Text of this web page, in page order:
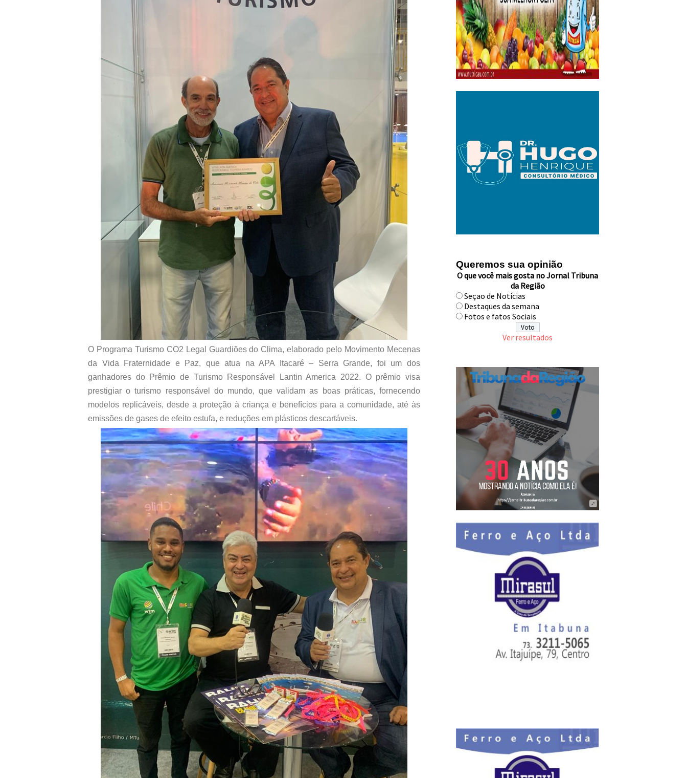
O Programa Turismo CO2 Legal Guardiões do Clima, elaborado pelo Movimento Mecenas
da Vida Fraternidade e Paz, que atua na APA Itacaré – Serra Grande, foi um dos
ganhadores do Prêmio de Turismo Responsável Lantin America 2022. O prêmio visa
prestigiar o turismo responsável do mundo, que validam as boas práticas, fornecendo
modelos replicáveis, desde a proteção à criança e benefícios para a comunidade, até às
emissões de gases de efeito estufa, e reduções em plásticos descartáveis.
Queremos sua opinião
O que você mais gosta no Jornal Tribuna
da Região
Seçao de Notícias
Destaques da semana
Fotos e fatos Sociais
Ver resultados